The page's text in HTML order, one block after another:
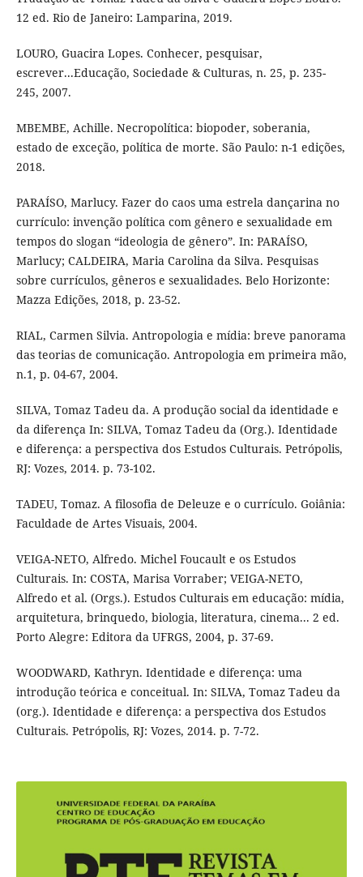
12 ed. Rio de Janeiro: Lamparina, 2019.
LOURO, Guacira Lopes. Conhecer, pesquisar,
escrever...Educação, Sociedade & Culturas, n. 25, p. 235-
245, 2007.
MBEMBE, Achille. Necropolítica: biopoder, soberania,
estado de exceção, política de morte. São Paulo: n-1 edições,
2018.
PARAÍSO, Marlucy. Fazer do caos uma estrela dançarina no
currículo: invenção política com gênero e sexualidade em
tempos do slogan “ideologia de gênero”. In: PARAÍSO,
Marlucy; CALDEIRA, Maria Carolina da Silva. Pesquisas
sobre currículos, gêneros e sexualidades. Belo Horizonte:
Mazza Edições, 2018, p. 23-52.
RIAL, Carmen Silvia. Antropologia e mídia: breve panorama
das teorias de comunicação. Antropologia em primeira mão,
n.1, p. 04-67, 2004.
SILVA, Tomaz Tadeu da. A produção social da identidade e
da diferença In: SILVA, Tomaz Tadeu da (Org.). Identidade
e diferença: a perspectiva dos Estudos Culturais. Petrópolis,
RJ: Vozes, 2014. p. 73-102.
TADEU, Tomaz. A filosofia de Deleuze e o currículo. Goiânia:
Faculdade de Artes Visuais, 2004.
VEIGA-NETO, Alfredo. Michel Foucault e os Estudos
Culturais. In: COSTA, Marisa Vorraber; VEIGA-NETO,
Alfredo et al. (Orgs.). Estudos Culturais em educação: mídia,
arquitetura, brinquedo, biologia, literatura, cinema... 2 ed.
Porto Alegre: Editora da UFRGS, 2004, p. 37-69.
WOODWARD, Kathryn. Identidade e diferença: uma
introdução teórica e conceitual. In: SILVA, Tomaz Tadeu da
(org.). Identidade e diferença: a perspectiva dos Estudos
Culturais. Petrópolis, RJ: Vozes, 2014. p. 7-72.